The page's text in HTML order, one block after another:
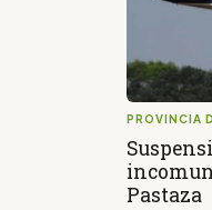
PROVINCIA
Pastaza